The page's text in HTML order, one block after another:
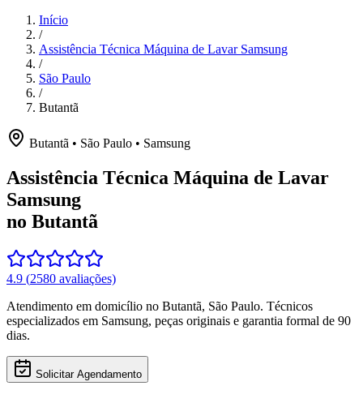
Início
/
Assistência Técnica Máquina de Lavar Samsung
/
São Paulo
/
Butantã
Butantã • São Paulo • Samsung
Assistência Técnica Máquina de Lavar
Samsung
no Butantã
4.9 (2580 avaliações)
Atendimento em domicílio no Butantã, São Paulo. Técnicos
especializados em Samsung, peças originais e garantia formal de 90
dias.
Solicitar Agendamento